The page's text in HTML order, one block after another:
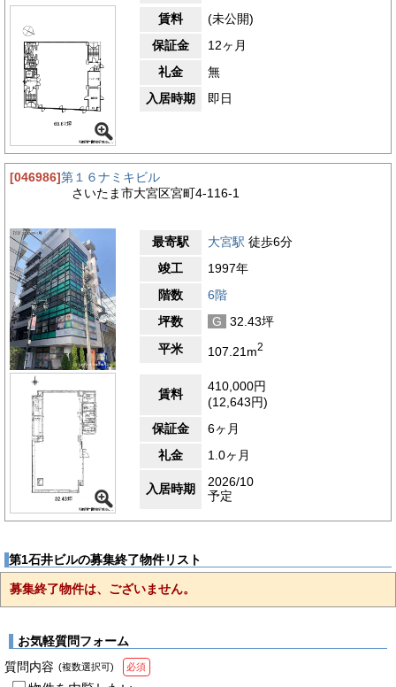
賃料
(未公開)
保証金
12ヶ月
礼金
無
入居時期
即日
[046986]第１６ナミキビル
さいたま市大宮区宮町4-116-1
最寄駅 大宮駅 徒歩6分
竣工
1997年
階数
6階
坪数
G
32.43坪
平米
107.21m2
賃料
410,000円
(12,643円)
保証金
6ヶ月
礼金
1.0ヶ月
入居時期
2026/10
予定
第1石井ビルの募集終了物件リスト
募集終了物件は、ございません。
お気軽質問フォーム
質問内容 (複数選択可) 必須